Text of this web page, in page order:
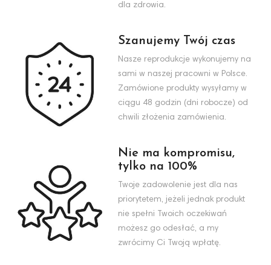
dla zdrowia.
Szanujemy Twój czas
Nasze reprodukcje wykonujemy na
sami w naszej pracowni w Polsce.
Zamówione produkty wysyłamy w
ciągu 48 godzin (dni robocze) od
chwili złożenia zamówienia.
Nie ma kompromisu,
tylko na 100%
Twoje zadowolenie jest dla nas
priorytetem, jeżeli jednak produkt
nie spełni Twoich oczekiwań
możesz go odesłać, a my
zwrócimy Ci Twoją wpłatę.